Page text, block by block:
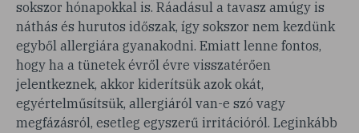
sokszor hónapokkal is. Ráadásul a tavasz amúgy is
náthás és hurutos időszak, így sokszor nem kezdünk
egyből allergiára gyanakodni. Emiatt lenne fontos,
hogy ha a tünetek évről évre visszatérően
jelentkeznek, akkor kiderítsük azok okát,
egyértelműsítsük, allergiáról van-e szó vagy
megfázásról, esetleg egyszerű irritációról. Leginkább